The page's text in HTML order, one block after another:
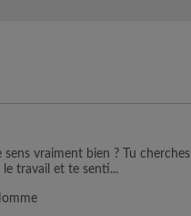
vraiment bien ? Tu cherches
travail et te senti...